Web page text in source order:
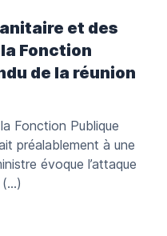
et des
Fonction
de la réunion
Fonction Publique
préalablement à une
évoque l’attaque
(…)